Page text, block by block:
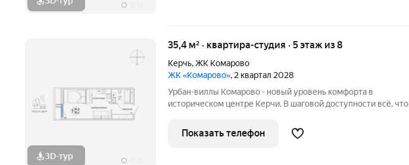
3D-тур
35,4 м² · квартира-студия · 5 этаж из 8
Керчь,ЖК Комарово
ЖК «Комарово», 2 квартал 2028
Урбан-виллы Комарово - новый уровень комфорта в
историческом центре Керчи. В шаговой доступности всё, что
благодаря обилию парковых зон. Прямо под окнами самый
большой ландшафтный парк в
Показать телефон